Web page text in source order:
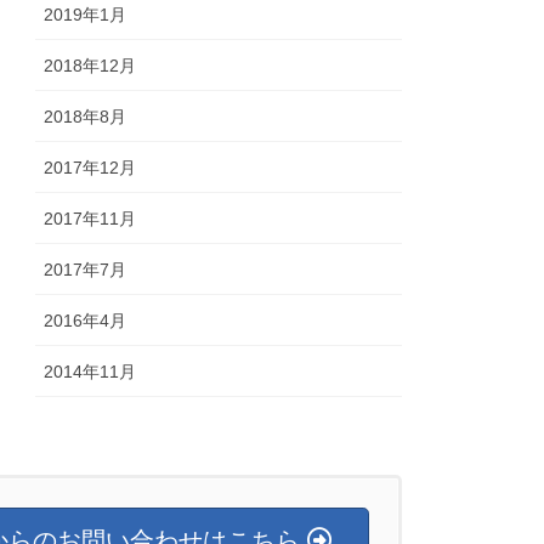
2019年1月
2018年12月
2018年8月
2017年12月
2017年11月
2017年7月
2016年4月
2014年11月